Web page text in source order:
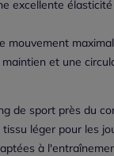
excellente
mouvement
et une
de sport près du
léger pour les
à